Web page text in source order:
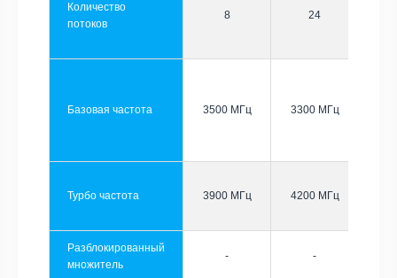
Количество
потоков
8 24
Базовая частота 3500 МГц 3300 МГц
Турбо частота 3900 МГц 4200 МГц
Разблокированный
множитель
- -